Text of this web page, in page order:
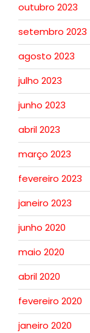
outubro 2023
setembro 2023
agosto 2023
julho 2023
junho 2023
abril 2023
março 2023
fevereiro 2023
janeiro 2023
junho 2020
maio 2020
abril 2020
fevereiro 2020
janeiro 2020